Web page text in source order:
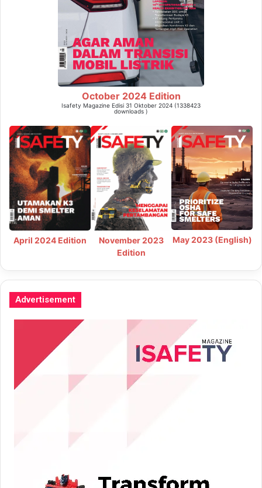
October 2024 Edition
Isafety Magazine Edisi 31 Oktober 2024 (1338423
downloads )
April 2024 Edition
November 2023
Edition
May 2023 (English)
Advertisement